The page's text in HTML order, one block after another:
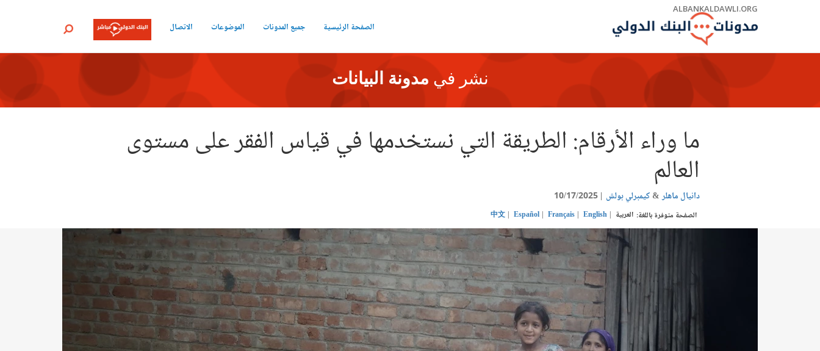
ALBANKALDAWLI.ORG
الصفحة الرئيسية جميع المدونات الموضوعات الاتصال بحث
نشر في مدونة البيانات
ما وراء الأرقام: الطريقة التي نستخدمها في قياس الفقر على مستوى
العالم
دانيال ماهلر كيمبرلي بولش 10/17/2025
الصفحة متوفرة باللغة: العربية English
Français
Español
中文